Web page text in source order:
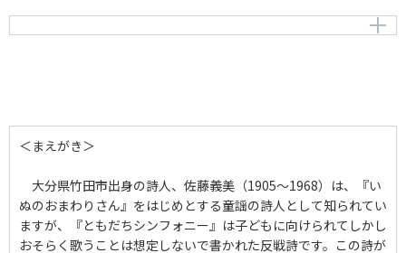
ともだちシンフォニー
＜まえがき＞
大分県竹田市出身の詩人、佐藤義美（1905～1968）は、『い
ぬのおまわりさん』をはじめとする童謡の詩人として知られてい
ますが、『ともだちシンフォニー』は子どもに向けられてしかし
おそらく歌うことは想定しないで書かれた反戦詩です。この詩が